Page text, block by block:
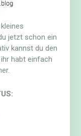
jetzt schon ein
kannst du den
habt einfach